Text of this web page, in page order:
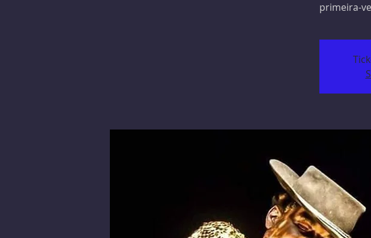
primeira-